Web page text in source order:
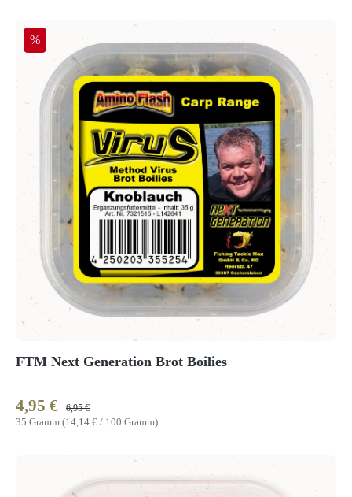
Produktgalerie überspringen
Rabatt
%
FTM Next Generation Brot Boilies
35 Gramm (14,14 € / 100 Gramm)
Verkaufspreis:
4,95 € Regulärer Preis:
6,95 €